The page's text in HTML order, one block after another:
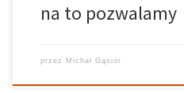
na to pozwalamy
przez Michał Gąsior